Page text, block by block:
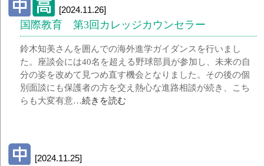
[2024.11.26]
国際教育 第3回カレッジカウンセラー
鈴木知美さんを囲んでの海外進学ガイダンスを行いまし
た。座談会には40名を超える野球部員が参加し、未来の自
分の姿を改めて見つめ直す機会となりました。その後の個
別面談にも保護者の方を交え熱心な進路相談が続き、こち
らも大変有意…続きを読む
[2024.11.25]